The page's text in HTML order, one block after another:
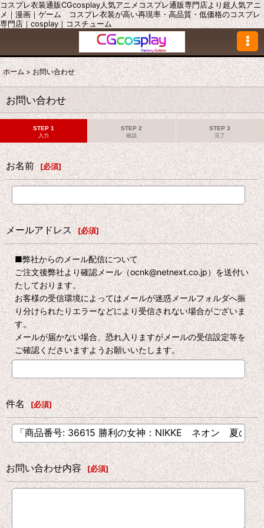
コスプレ衣装通販CGcosplay人気アニメコスプレ通販専門店より超人気アニ
メ｜漫画｜ゲーム コスプレ衣装が高い再現率・高品質・低価格のコスプレ
専門店｜cosplay｜コスチューム
ホーム > お問い合わせ
お問い合わせ
STEP 1
入力
STEP 2
確認
STEP 3
完了
お名前 [必須]
メールアドレス [必須]
■弊社からのメール配信について
ご注文後弊社より確認メール（ocnk@netnext.co.jp）を送付い
たしております。
お客様の受信環境によってはメールが迷惑メールフォルダへ振
り分けられたりエラーなどにより受信されない場合がございま
す。
メールが届かない場合、恐れ入りますがメールの受信設定等を
ご確認くださいますようお願いいたします。
件名 [必須]
お問い合わせ内容 [必須]